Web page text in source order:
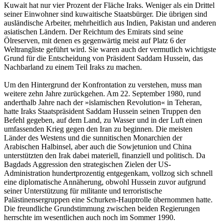
Kuwait hat nur vier Prozent der Fläche Iraks. Weniger als ein Drittel
seiner Einwohner sind kuwaitische Staatsbürger. Die übrigen sind
ausländische Arbeiter, mehrheitlich aus Indien, Pakistan und anderen
asiatischen Ländern. Der Reichtum des Emirats sind seine
Ölreserven, mit denen es gegenwärtig meist auf Platz 6 der
Weltrangliste geführt wird. Sie waren auch der vermutlich wichtigste
Grund für die Entscheidung von Präsident Saddam Hussein, das
Nachbarland zu einem Teil Iraks zu machen.
Um den Hintergrund der Konfrontation zu verstehen, muss man
weitere zehn Jahre zurückgehen. Am 22. September 1980, rund
anderthalb Jahre nach der »islamischen Revolution« in Teheran,
hatte Iraks Staatspräsident Saddam Hussein seinen Truppen den
Befehl gegeben, auf dem Land, zu Wasser und in der Luft einen
umfassenden Krieg gegen den Iran zu beginnen. Die meisten
Länder des Westens und die sunnitischen Monarchien der
Arabischen Halbinsel, aber auch die Sowjetunion und China
unterstützten den Irak dabei materiell, finanziell und politisch. Da
Bagdads Aggression den strategischen Zielen der US-
Administration hundertprozentig entgegenkam, vollzog sich schnell
eine diplomatische Annäherung, obwohl Hussein zuvor aufgrund
seiner Unterstützung für militante und terroristische
Palästinensergruppen eine Schurken-Hauptrolle übernommen hatte.
Die freundliche Grundstimmung zwischen beiden Regierungen
herrschte im wesentlichen auch noch im Sommer 1990.